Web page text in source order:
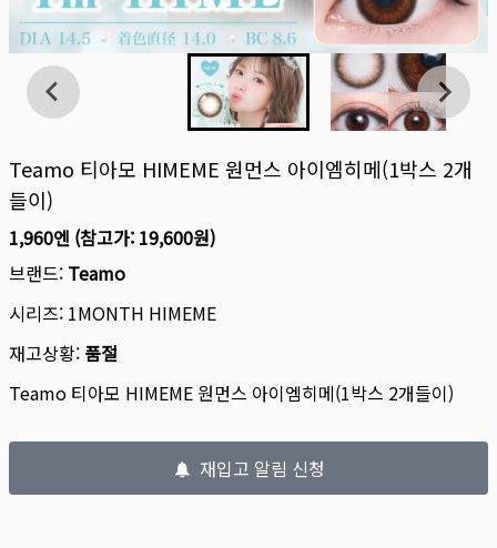
Teamo 티아모 HIMEME 원먼스 아이엠히메(1박스 2개
들이)
1,960엔 (참고가: 19,600원)
브랜드: Teamo
시리즈: 1MONTH HIMEME
재고상황: 품절
Teamo 티아모 HIMEME 원먼스 아이엠히메(1박스 2개들이)
재입고 알림 신청